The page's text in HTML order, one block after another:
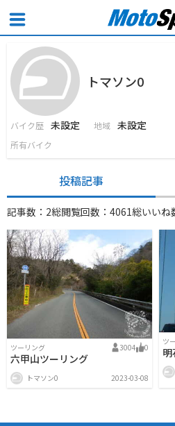
トマソン0
バイク歴 未設定 地域 未設定
所有バイク
投稿記事
記事数：2総閲覧回数：4061総いいね
ツーリング 3004 0
六甲山ツーリング
トマソン0 2023-03-08
ツ